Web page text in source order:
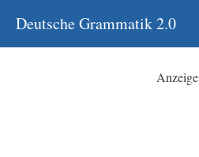
Inhalt
springen
Deutsche Grammatik 2.0
Anzeige